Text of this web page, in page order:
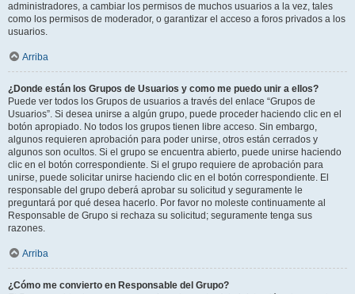
administradores, a cambiar los permisos de muchos usuarios a la vez, tales
como los permisos de moderador, o garantizar el acceso a foros privados a los
usuarios.
Arriba
¿Donde están los Grupos de Usuarios y como me puedo unir a ellos?
Puede ver todos los Grupos de usuarios a través del enlace “Grupos de
Usuarios”. Si desea unirse a algún grupo, puede proceder haciendo clic en el
botón apropiado. No todos los grupos tienen libre acceso. Sin embargo,
algunos requieren aprobación para poder unirse, otros están cerrados y
algunos son ocultos. Si el grupo se encuentra abierto, puede unirse haciendo
clic en el botón correspondiente. Si el grupo requiere de aprobación para
unirse, puede solicitar unirse haciendo clic en el botón correspondiente. El
responsable del grupo deberá aprobar su solicitud y seguramente le
preguntará por qué desea hacerlo. Por favor no moleste continuamente al
Responsable de Grupo si rechaza su solicitud; seguramente tenga sus
razones.
Arriba
¿Cómo me convierto en Responsable del Grupo?